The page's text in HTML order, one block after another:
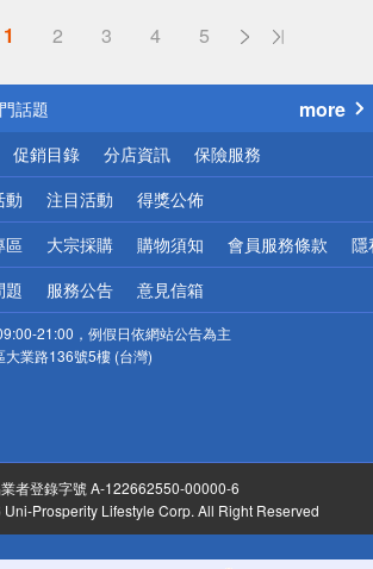
1 2 3 4 5
遠地區配送
公告
話題
優惠
地區配送
網頁！請小心！
more
促銷目錄 分店資訊 保險服務
動 注目活動 得獎公佈
區 大宗採購 購物須知 會員服務條款 隱
題 服務公告 意見信箱
21:00，例假日依網站公告為主
大業路136號5樓 (台灣)
者登錄字號 A-122662550-00000-6
Prosperity Lifestyle Corp. All Right Reserved